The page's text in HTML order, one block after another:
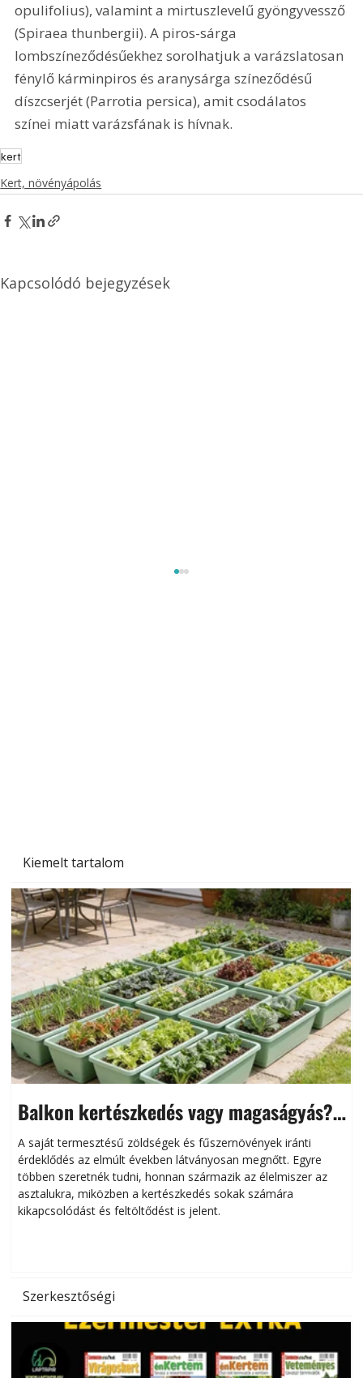
Kiemelt tartalom
Balkon kertészkedés vagy magaságyás?
Helytakarékos kertészkedés
A saját termesztésű zöldségek és fűszernövények iránti
érdeklődés az elmúlt években látványosan megnőtt. Egyre
többen szeretnék tudni, honnan származik az élelmiszer az
asztalukra, miközben a kertészkedés sokak számára
kikapcsolódást és feltöltődést is jelent.
Szerkesztőségi
opulifolius), valamint a mirtuszlevelű gyöngyvessző
(Spiraea thunbergii). A piros-sárga
lombszíneződésűekhez sorolhatjuk a varázslatosan
fénylő kárminpiros és aranysárga színeződésű
díszcserjét (Parrotia persica), amit csodálatos
színei miatt varázsfának is hívnak.
kert
Kert, növényápolás
Kapcsolódó bejegyzések